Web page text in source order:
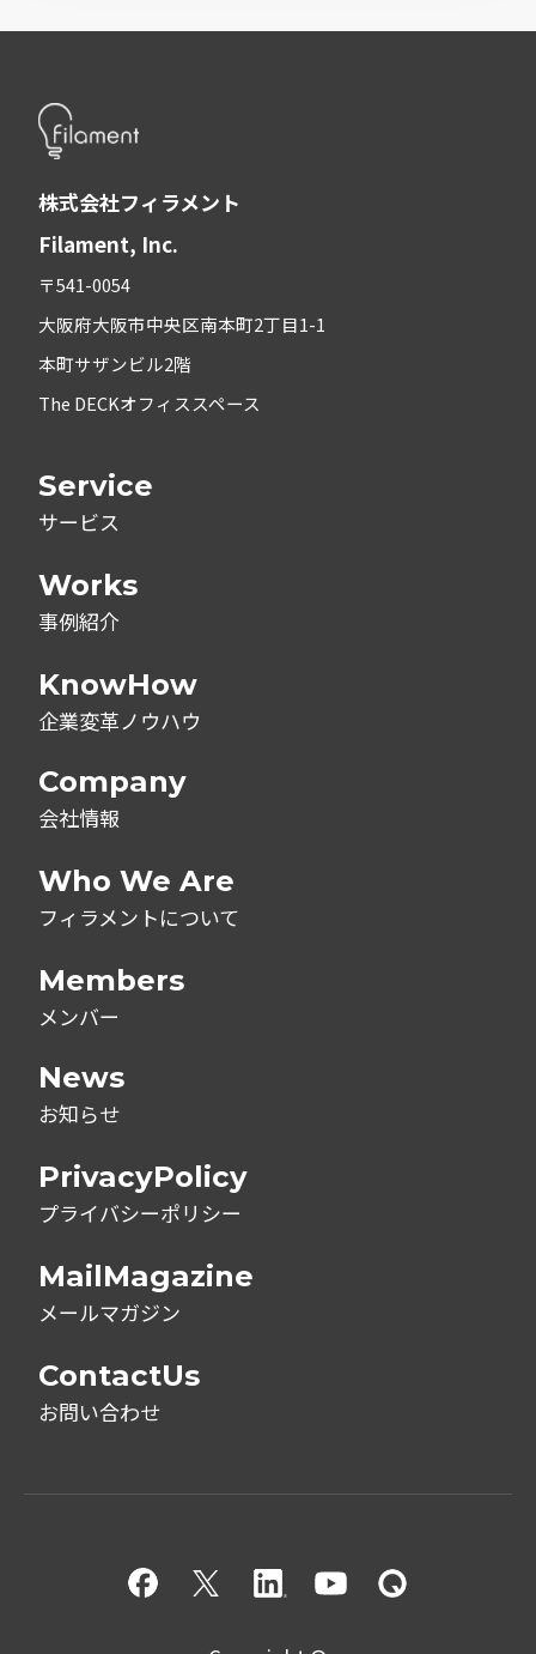
株式会社フィラメント
Filament, Inc.
〒541-0054
大阪府大阪市中央区南本町2丁目1-1
本町サザンビル2階
The DECKオフィススペース
Service
サービス
Works
事例紹介
KnowHow
企業変革ノウハウ
Company
会社情報
Who We Are
フィラメントについて
Members
メンバー
News
お知らせ
PrivacyPolicy
プライバシーポリシー
MailMagazine
メールマガジン
ContactUs
お問い合わせ